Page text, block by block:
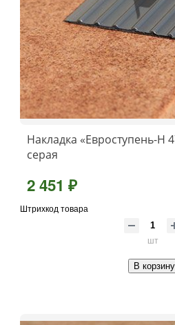
Накладка «Евроступень-Н
серая
2 451 ₽
Штрихкод товара
шт
В корзину